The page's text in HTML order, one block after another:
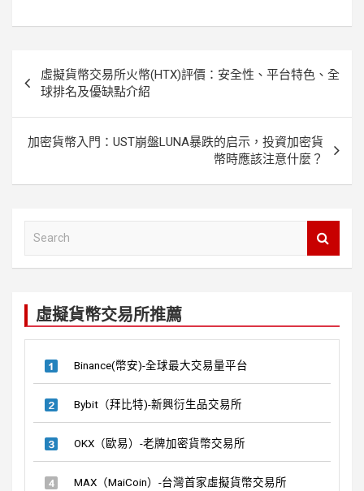
ce
b
o
o
k
e
tt
er
er
es
t
d
di
t
章
導
覽
虛擬貨幣交易所火幣(HTX)評價：安全性、平台特色、全
球排名及優缺點介紹
加密貨幣入門：UST崩盤LUNA暴跌的启示，投資加密貨
幣時應該注意什麼？
虛擬貨幣交易所推薦
Binance(幣安)-全球最大交易量平台
Bybit（拜比特)-新興衍生品交易所
OKX（歐易）-老牌加密貨幣交易所
MAX（MaiCoin）-台灣首家虛擬貨幣交易所